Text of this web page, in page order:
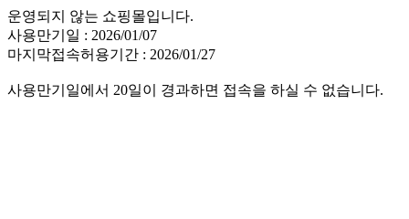
운영되지 않는 쇼핑몰입니다.
사용만기일 : 2026/01/07
마지막접속허용기간 : 2026/01/27
사용만기일에서 20일이 경과하면 접속을 하실 수 없습니다.